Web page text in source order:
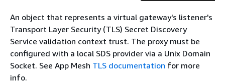
An object that represents a virtual gateway's listener's
Transport Layer Security (TLS) Secret Discovery
Service validation context trust. The proxy must be
configured with a local SDS provider via a Unix Domain
Socket. See App Mesh TLS documentation for more
info.